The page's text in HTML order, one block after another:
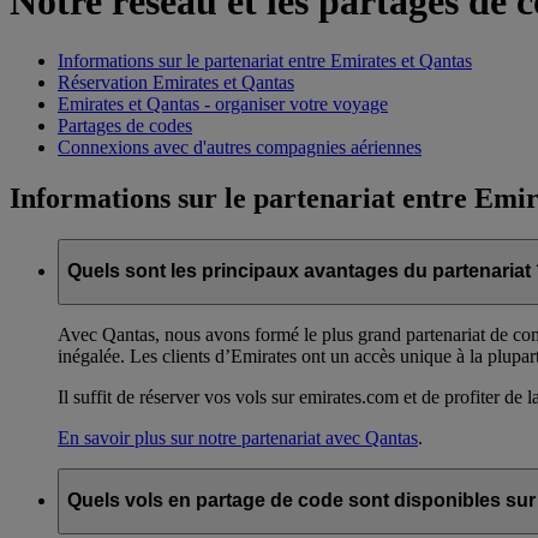
Informations sur le partenariat entre Emirates et Qantas
Réservation Emirates et Qantas
Emirates et Qantas - organiser votre voyage
Partages de codes
Connexions avec d'autres compagnies aériennes
Informations sur le partenariat entre
Quels sont les principaux avantages du partenariat
Avec Qantas, nous avons formé le plus grand partenariat de
inégalée. Les clients d’Emirates ont un accès unique à la
Il suffit de réserver vos vols sur emirates.com et de profiter de
En savoir plus sur notre partenariat avec Qantas.
Quels vols en partage de code sont disponibles